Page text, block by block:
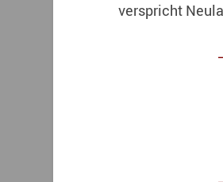
verspricht